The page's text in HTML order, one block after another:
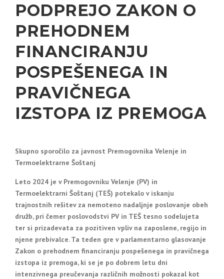
PODPREJO ZAKON O
PREHODNEM
FINANCIRANJU
POSPEŠENEGA IN
PRAVIČNEGA
IZSTOPA IZ PREMOGA
Skupno sporočilo za javnost Premogovnika Velenje in
Termoelektrarne Šoštanj
Leto 2024 je v Premogovniku Velenje (PV) in
Termoelektrarni Šoštanj (TEŠ) potekalo v iskanju
trajnostnih rešitev za nemoteno nadaljnje poslovanje obeh
družb, pri čemer poslovodstvi PV in TEŠ tesno sodelujeta
ter si prizadevata za pozitiven vpliv na zaposlene, regijo in
njene prebivalce. Ta teden gre v parlamentarno glasovanje
Zakon o prehodnem financiranju pospešenega in pravičnega
izstopa iz premoga, ki se je po dobrem letu dni
intenzivnega preučevanja različnih možnosti pokazal kot